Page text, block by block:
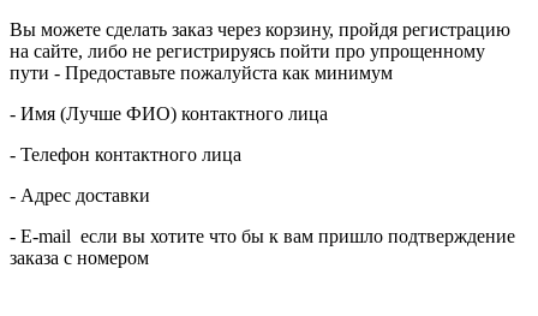
Вы можете сделать заказ через корзину, пройдя регистрацию
на сайте, либо не регистрируясь пойти про упрощенному
пути - Предоставьте пожалуйста как минимум
- Имя (Лучше ФИО) контактного лица
- Телефон контактного лица
- Адрес доставки
- E-mail если вы хотите что бы к вам пришло подтверждение
заказа с номером